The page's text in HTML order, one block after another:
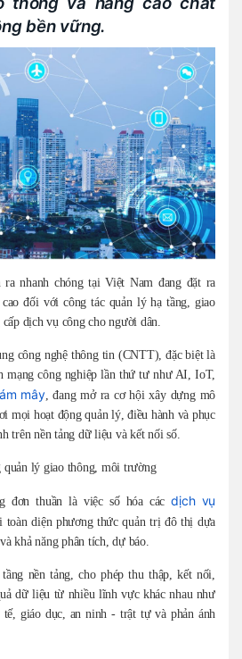
bền vững.
nhanh chóng tại Việt Nam đang đặt ra
đối với công tác quản lý hạ tầng, giao
dịch vụ công cho người dân.
công nghệ thông tin (CNTT), đặc biệt là
mạng công nghiệp lần thứ tư như AI, IoT,
mây, đang mở ra cơ hội xây dựng mô
mọi hoạt động quản lý, điều hành và phục
trên nền tảng dữ liệu và kết nối số.
quản lý giao thông, môi trường
đơn thuần là việc số hóa cácdịch vụ
toàn diện phương thức quản trị đô thị dựa
khả năng phân tích, dự báo.
nền tảng, cho phép thu thập, kết nối,
dữ liệu từ nhiều lĩnh vực khác nhau như
giáo dục, an ninh - trật tự và phản ánh